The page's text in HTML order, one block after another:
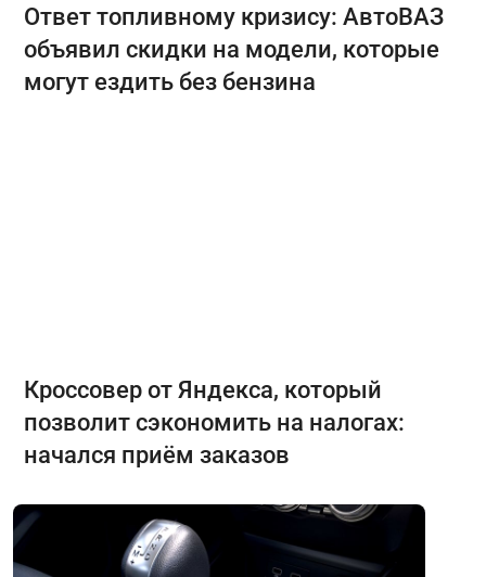
Ответ топливному кризису: АвтоВАЗ
объявил скидки на модели, которые
могут ездить без бензина
Кроссовер от Яндекса, который
позволит сэкономить на налогах:
начался приём заказов